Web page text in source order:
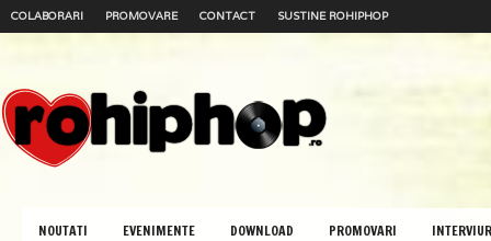
COLABORARI PROMOVARE CONTACT SUSTINE ROHIPHOP
NOUTATI EVENIMENTE DOWNLOAD PROMOVARI